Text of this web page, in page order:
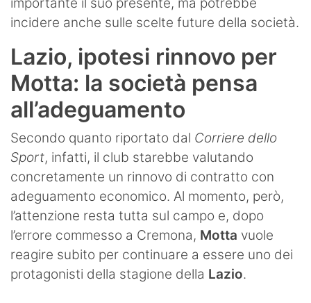
incidere anche sulle scelte future della società.
Lazio, ipotesi rinnovo per
Motta: la società pensa
all’adeguamento
Secondo quanto riportato dal Corriere dello
Sport, infatti, il club starebbe valutando
concretamente un rinnovo di contratto con
adeguamento economico. Al momento, però,
l’attenzione resta tutta sul campo e, dopo
l’errore commesso a Cremona, Motta vuole
reagire subito per continuare a essere uno dei
protagonisti della stagione della Lazio.